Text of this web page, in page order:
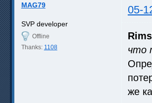
MAG79 05-
SVP developer
Offline
Thanks: 1108
что
же